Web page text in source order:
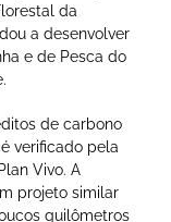
da
a desenvolver
e de Pesca do
de carbono
verificado pela
Vivo. A
projeto similar
quilômetros